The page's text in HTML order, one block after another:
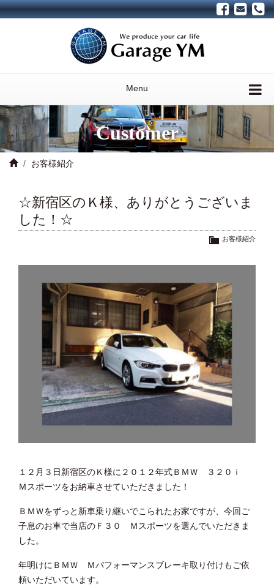
Menu
Customer
お客様紹介
☆新宿区のＫ様、ありがとうございま
した！☆
お客様紹介
１２月３日新宿区のＫ様に２０１２年式ＢＭＷ ３２０ｉ
Ｍスポーツをお納車させていただきました！
ＢＭＷをずっと新車乗り継いでこられたお家ですが、今回ご
子息のお車で当店のＦ３０ Ｍスポーツを選んでいただきま
した。
年明けにＢＭＷ Ｍパフォーマンスブレーキ取り付けもご依
頼いただいています。